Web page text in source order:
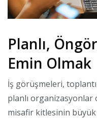
Planlı,
Emin Olmak
İş görüşmeleri,
planlı
misafir kitlesinin